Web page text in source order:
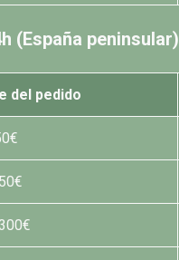
(España peninsular)
del pedido